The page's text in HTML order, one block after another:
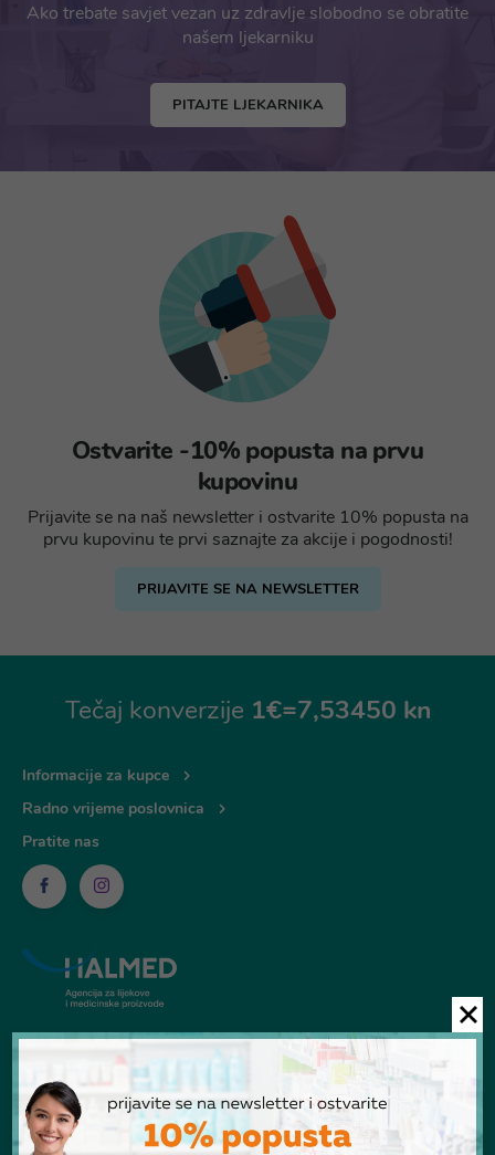
Ako trebate savjet vezan uz zdravlje slobodno se obratite
našem ljekarniku
PITAJTE LJEKARNIKA
Ostvarite -10% popusta na prvu
kupovinu
Prijavite se na naš newsletter i ostvarite 10% popusta na
prvu kupovinu te prvi saznajte za akcije i pogodnosti!
PRIJAVITE SE NA NEWSLETTER
Tečaj konverzije 1€=7,53450 kn
Informacije za kupce
Radno vrijeme poslovnica
Pratite nas
© Ljekarna Talan 2026